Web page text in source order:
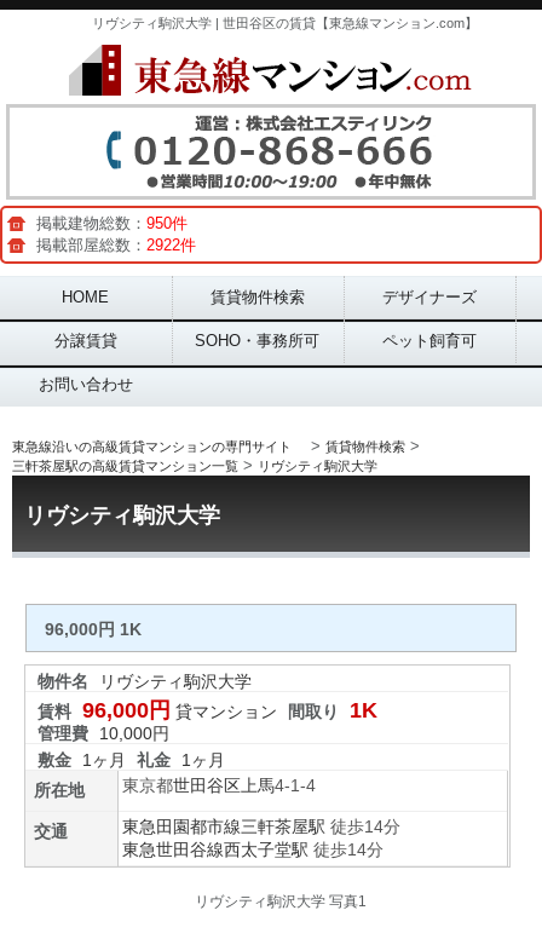
リヴシティ駒沢大学 | 世田谷区の賃貸【東急線マンション.com】
掲載建物総数： 950件
掲載部屋総数： 2922件
Main menu
HOME 賃貸物件検索 デザイナーズ
分譲賃貸 SOHO・事務所可 ペット飼育可
お問い合わせ
東急線沿いの高級賃貸マンションの専門サイト > 賃貸物件検索 >
三軒茶屋駅の高級賃貸マンション一覧 > リヴシティ駒沢大学
リヴシティ駒沢大学
96,000円 1K
物件名
リヴシティ駒沢大学
賃料 96,000円 貸マンション 間取り 1K
管理費
10,000円
敷金
1ヶ月 礼金
1ヶ月
所在地
東京都世田谷区 上馬4-1-4
交通 東急田園都市線三軒茶屋駅 徒歩14分
東急世田谷線西太子堂駅 徒歩14分